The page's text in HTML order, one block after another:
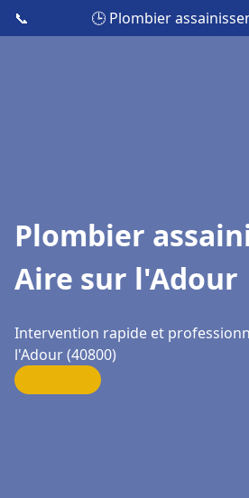
📞 🕒 Plombier
Plombier
Aire sur l'Adour
Intervention rapide et
l'Adour (40800)